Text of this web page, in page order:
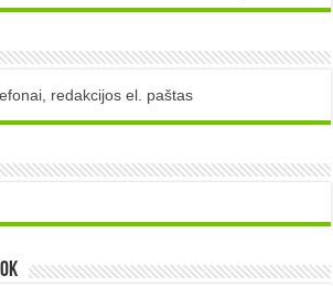
redakcijos el. paštas